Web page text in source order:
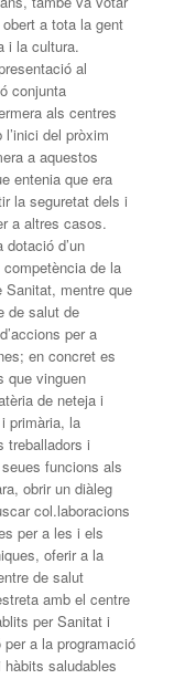
a tota la gent
i la cultura.
al
conjunta
als centres
del pròxim
a aquestos
entenia que era
la seguretat dels i
a altres casos.
d’un
de la
Sanitat, mentre que
de salut de
per a
en concret es
que vinguen
de neteja i
primària, la
treballadors i
funcions als
obrir un diàleg
col.laboracions
per a les i els
oferir a la
de salut
amb el centre
per Sanitat i
a la programació
saludables